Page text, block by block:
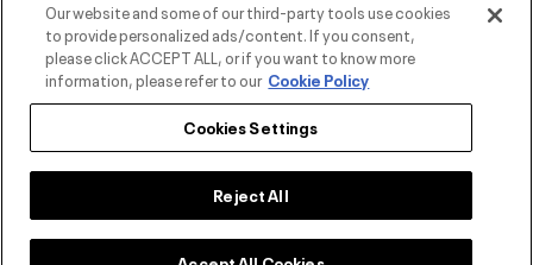
حول أندر آرمر
أندر آرمر على الشبكات الاجتماعية
Our website and some of our third-party tools use cookies
to provide personalized ads/content. If you consent,
please click ACCEPT ALL, or if you want to know more
information, please refer to our Cookie Policy
Cookies Settings
Reject All